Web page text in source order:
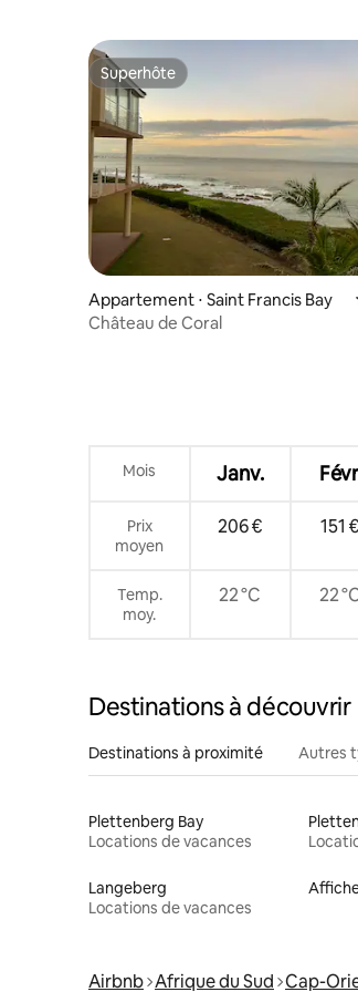
Superhôte
Superhôte
Appartement ⋅ Saint Francis Bay
Château de Coral
Mois Janv.
Prix
moyen
206 € 151 €
Temp.
moy.
22 °C 22
Destinations à découvrir
Destinations à proximité Autres
Plettenberg Bay
Locations de vacances
Langeberg
Locations de vacances
Airbnb Afrique du Sud Cap-